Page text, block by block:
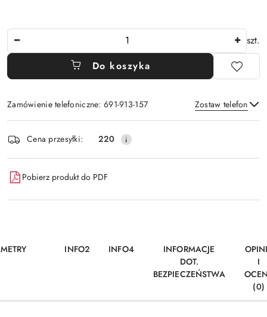
szt.
Do koszyka
Zamówienie telefoniczne: 691-913-157 Zostaw telefon
Wyślij
Dostępność
i
dostawa
Cena przesyłki: 220
Pobierz produkt do PDF
INFO2 INFO4
INFORMACJE
DOT.
BEZPIECZEŃSTWA
I
(0)